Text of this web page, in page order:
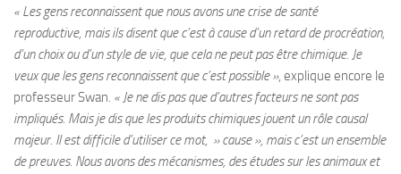
« Les gens reconnaissent que nous avons une crise de santé
reproductive, mais ils disent que c’est à cause d’un retard de procréation,
d’un choix ou d’un style de vie, que cela ne peut pas être chimique. Je
veux que les gens reconnaissent que c’est possible », explique encore le
professeur Swan. « Je ne dis pas que d’autres facteurs ne sont pas
impliqués. Mais je dis que les produits chimiques jouent un rôle causal
majeur. Il est difficile d’utiliser ce mot, » cause », mais c’est un ensemble
de preuves. Nous avons des mécanismes, des études sur les animaux et